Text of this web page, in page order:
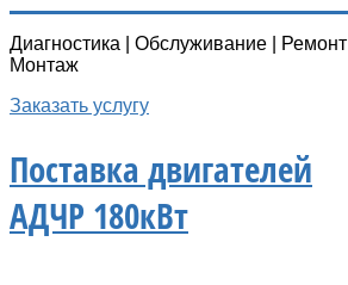
Диагностика | Обслуживание | Ремонт |
Монтаж
Заказать услугу
Поставка двигателей
АДЧР 180кВт